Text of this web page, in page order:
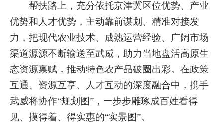
帮扶路上，充分依托京津冀区位优势、产业
优势和人才优势，主动靠前谋划、精准对接发
力，把现代农业技术、成熟运营经验、广阔市场
渠道源源不断输送至武威，助力当地盘活高原生
态资源禀赋，推动特色农产品破圈出彩。在政策
互通、资源互享、人才互动的深度融合中，携手
武威将协作“规划图”，一步步雕琢成百姓看得
见、摸得着、得实惠的“实景图”。